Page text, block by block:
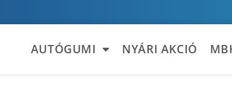
AUTÓGUMI NYÁRI AKCIÓ